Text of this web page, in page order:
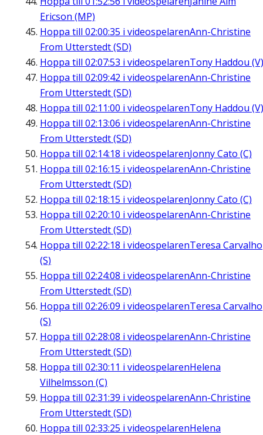
Ericson (MP)
Hoppa till 02:00:35 i videospelarenAnn-Christine
From Utterstedt (SD)
Hoppa till 02:07:53 i videospelarenTony Haddou (V)
Hoppa till 02:09:42 i videospelarenAnn-Christine
From Utterstedt (SD)
Hoppa till 02:11:00 i videospelarenTony Haddou (V)
Hoppa till 02:13:06 i videospelarenAnn-Christine
From Utterstedt (SD)
Hoppa till 02:14:18 i videospelarenJonny Cato (C)
Hoppa till 02:16:15 i videospelarenAnn-Christine
From Utterstedt (SD)
Hoppa till 02:18:15 i videospelarenJonny Cato (C)
Hoppa till 02:20:10 i videospelarenAnn-Christine
From Utterstedt (SD)
Hoppa till 02:22:18 i videospelarenTeresa Carvalho
(S)
Hoppa till 02:24:08 i videospelarenAnn-Christine
From Utterstedt (SD)
Hoppa till 02:26:09 i videospelarenTeresa Carvalho
(S)
Hoppa till 02:28:08 i videospelarenAnn-Christine
From Utterstedt (SD)
Hoppa till 02:30:11 i videospelarenHelena
Vilhelmsson (C)
Hoppa till 02:31:39 i videospelarenAnn-Christine
From Utterstedt (SD)
Hoppa till 02:33:25 i videospelarenHelena